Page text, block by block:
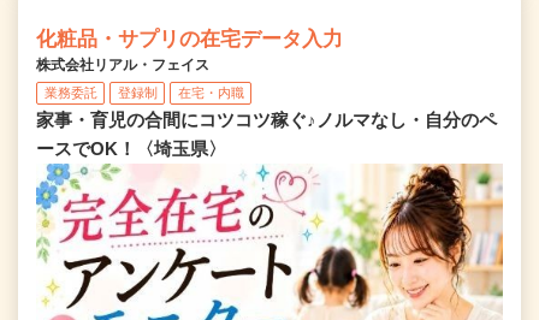
化粧品・サプリの在宅データ入力
株式会社リアル・フェイス
業務委託 登録制 在宅・内職
家事・育児の合間にコツコツ稼ぐ♪ノルマなし・自分のペ
ースでOK！〈埼玉県〉